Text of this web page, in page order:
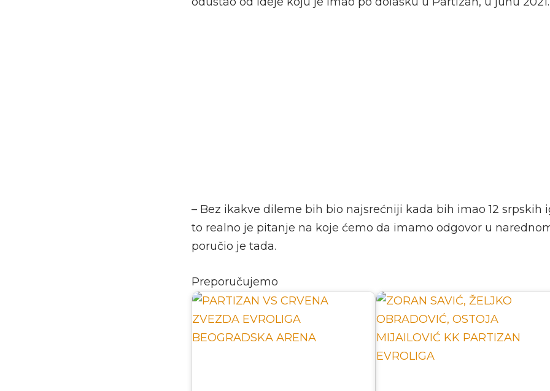
– Bez ikakve dileme bih bio najsrećniji kada bih imao 12 srpskih
to realno je pitanje na koje ćemo da imamo odgovor u
poručio je tada.
Preporučujemo